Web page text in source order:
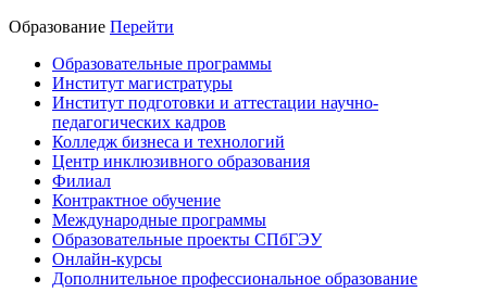
Образование Перейти
Образовательные программы
Институт магистратуры
Институт подготовки и аттестации научно-
педагогических кадров
Колледж бизнеса и технологий
Центр инклюзивного образования
Филиал
Контрактное обучение
Международные программы
Образовательные проекты СПбГЭУ
Онлайн-курсы
Дополнительное профессиональное образование